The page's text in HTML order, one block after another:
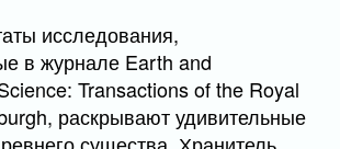
исследования,
в журнале Earth and
Transactions of the Royal
раскрывают удивительные